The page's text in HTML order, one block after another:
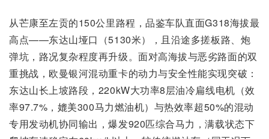
从芒康至左贡的150公里路程，品鉴车队直面G318海拔最
高点——东达山垭口（5130米），且沿途多搓板路、炮
弹坑，路况复杂程度再升级。面对高海拔与恶劣路面的双
重挑战，欧曼银河混动重卡的动力与安全性能实现突破：
东达山长上坡路段，220kW大功率8层油冷扁线电机（效
率97.7%，媲美300马力燃油机）与热效率超50%的混动
专用发动机协同输出，爆发920匹综合马力，满载状态下